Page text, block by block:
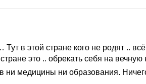
Тут в этой стране кого не родят ..
это .. обрекать себя на
ни медицины ни образования.